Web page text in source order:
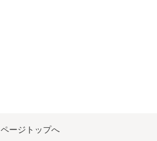
ページトップへ